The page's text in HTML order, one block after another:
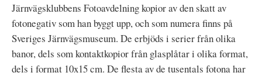
Järnvägsklubbens Fotoavdelning kopior av den skatt av
fotonegativ som han byggt upp, och som numera finns på
Sveriges Järnvägsmuseum. De erbjöds i serier från olika
banor, dels som kontaktkopior från glasplåtar i olika format,
dels i format 10x15 cm. De flesta av de tusentals fotona har